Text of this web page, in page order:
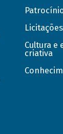
Licitações
Cultura e
criativa